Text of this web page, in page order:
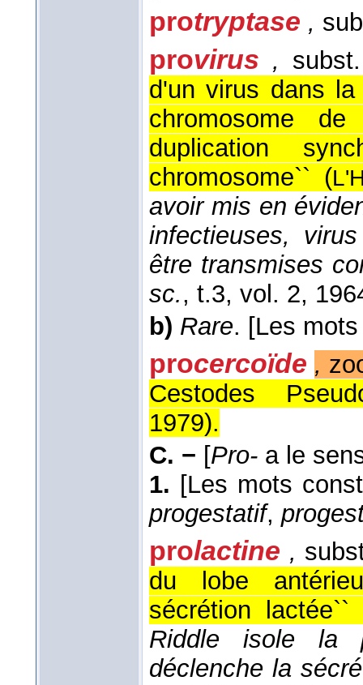
protryptase ,
provirus ,
d'un virus dans
chromosome
duplication
chromosome`` (
avoir mis en
infectieuses,
être transmises
sc., t.3, vol. 2,
b) Rare. [Les
procercoïde ,
Cestodes
1979).
C. − [Pro- a le
1. [Les mots
progestatif,
prolactine ,
du lobe
sécrétion lactée``
Riddle isole la
déclenche la